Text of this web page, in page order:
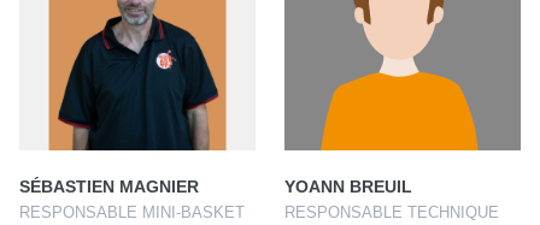
SÉBASTIEN MAGNIER
RESPONSABLE MINI-BASKET
YOANN BREUIL
RESPONSABLE TECHNIQUE